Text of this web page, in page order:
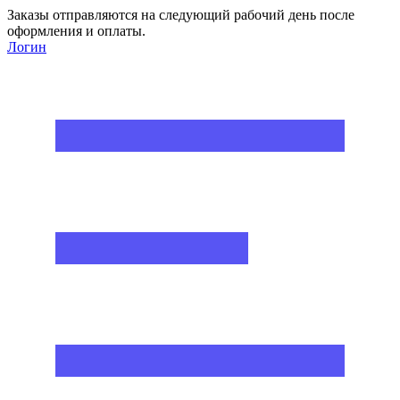
Заказы отправляются на следующий рабочий день после
оформления и оплаты.
Логин